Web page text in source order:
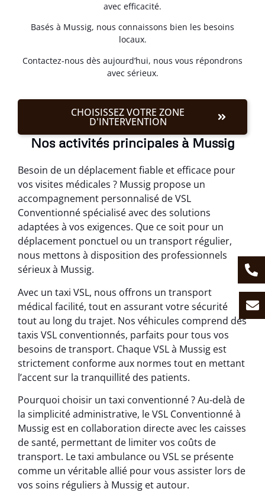
avec efficacité.
Basés à Mussig, nous connaissons bien les besoins
locaux.
Contactez-nous dès aujourd’hui, nous vous répondrons
avec sérieux.
CHOISISSEZ VOTRE ZONE
D'INTERVENTION
Nos activités principales à Mussig
Besoin de un déplacement fiable et efficace pour
vos visites médicales ? Mussig propose un
accompagnement personnalisé de VSL
Conventionné spécialisé avec des solutions
adaptées à vos exigences. Que ce soit pour un
déplacement ponctuel ou un transport régulier,
nous mettons à disposition des professionnels
sérieux à Mussig.
Avec un taxi VSL, nous offrons un transport
médical facilité, tout en assurant votre sécurité
tout au long du trajet. Nos véhicules comprend des
taxis VSL conventionnés, parfaits pour tous vos
besoins de transport. Chaque VSL à Mussig est
strictement conforme aux normes tout en mettant
l’accent sur la tranquillité des patients.
Pourquoi choisir un taxi conventionné ? Au-delà de
la simplicité administrative, le VSL Conventionné à
Mussig est en collaboration directe avec les caisses
de santé, permettant de limiter vos coûts de
transport. Le taxi ambulance ou VSL se présente
comme un véritable allié pour vous assister lors de
vos soins réguliers à Mussig et autour.